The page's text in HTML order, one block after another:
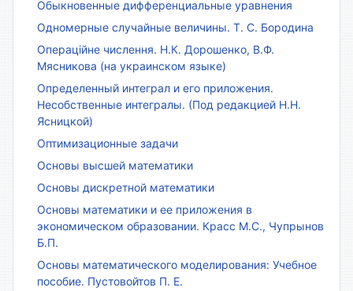
Обыкновенные дифференциальные уравнения
Одномерные случайные величины. Т. С. Бородина
Операційне числення. Н.К. Дорошенко, В.Ф.
Мясникова (на украинском языке)
Определенный интеграл и его приложения.
Несобственные интегралы. (Под редакцией Н.Н.
Ясницкой)
Оптимизационные задачи
Основы высшей математики
Основы дискретной математики
Основы математики и ее приложения в
экономическом образовании. Красс М.С., Чупрынов
Б.П.
Основы математического моделирования: Учебное
пособие. Пустовойтов П. Е.